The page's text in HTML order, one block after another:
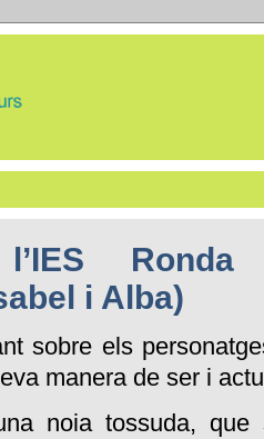
Ronda
i Alba)
sobre els
manera de ser i
noia tossuda, que